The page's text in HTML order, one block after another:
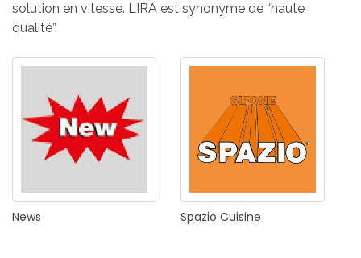
solution en vitesse. LIRA est synonyme de “haute
qualité”.
News Spazio Cuisine